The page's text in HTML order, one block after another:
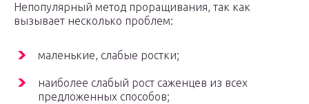
Непопулярный метод проращивания, так как
вызывает несколько проблем:
маленькие, слабые ростки;
наиболее слабый рост саженцев из всех
предложенных способов;